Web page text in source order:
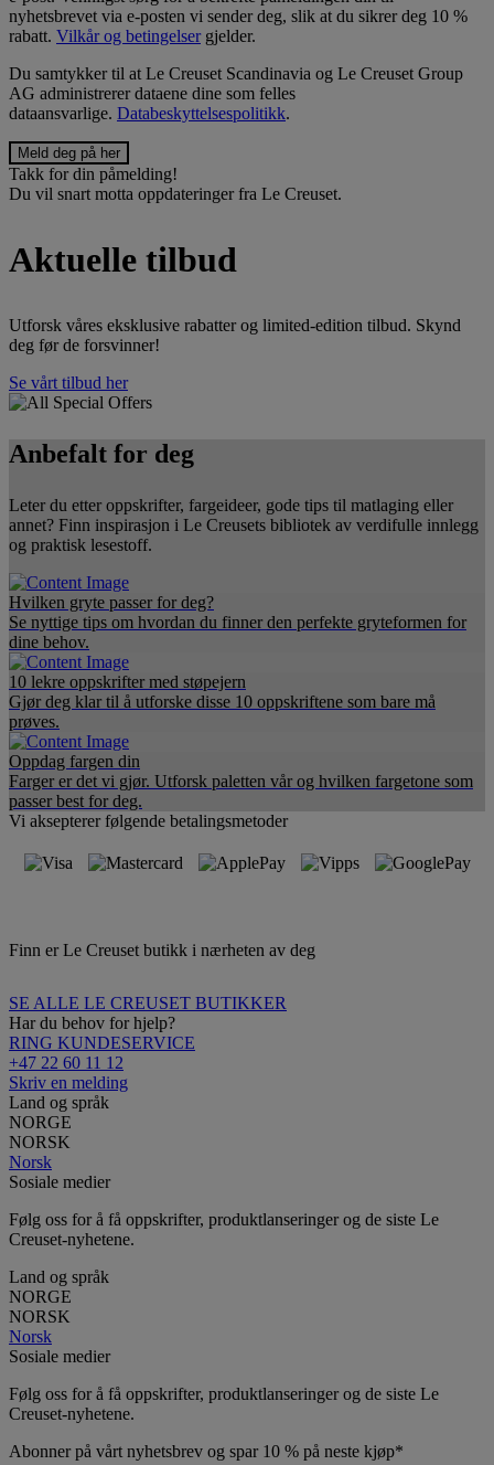
nyhetsbrevet via e-posten vi sender deg, slik at du sikrer deg 10 %
rabatt. Vilkår og betingelsergjelder.
Du samtykker til at Le Creuset Scandinavia og Le Creuset Group
AG administrerer dataene dine som felles
dataansvarlige. Databeskyttelsespolitikk.
Takk for din påmelding!
Du vil snart motta oppdateringer fra Le Creuset.
Aktuelle tilbud
Utforsk våres eksklusive rabatter og limited-edition tilbud. Skynd
deg før de forsvinner!
Se vårt tilbud her
Anbefalt for deg
Leter du etter oppskrifter, fargeideer, gode tips til matlaging eller
annet? Finn inspirasjon i Le Creusets bibliotek av verdifulle innlegg
og praktisk lesestoff.
Hvilken gryte passer for deg?
Se nyttige tips om hvordan du finner den perfekte gryteformen for
dine behov.
10 lekre oppskrifter med støpejern
Gjør deg klar til å utforske disse 10 oppskriftene som bare må
prøves.
Oppdag fargen din
Farger er det vi gjør. Utforsk paletten vår og hvilken fargetone som
passer best for deg.
Vi aksepterer følgende betalingsmetoder
Finn er Le Creuset butikk i nærheten av deg
SE ALLE LE CREUSET BUTIKKER
Har du behov for hjelp?
RING KUNDESERVICE
+47 22 60 11 12
Skriv en melding
Land og språk
NORGE
NORSK
Norsk
Sosiale medier
Følg oss for å få oppskrifter, produktlanseringer og de siste Le
Creuset-nyhetene.
Land og språk
NORGE
NORSK
Norsk
Sosiale medier
Følg oss for å få oppskrifter, produktlanseringer og de siste Le
Creuset-nyhetene.
Abonner på vårt nyhetsbrev og spar 10 % på neste kjøp*